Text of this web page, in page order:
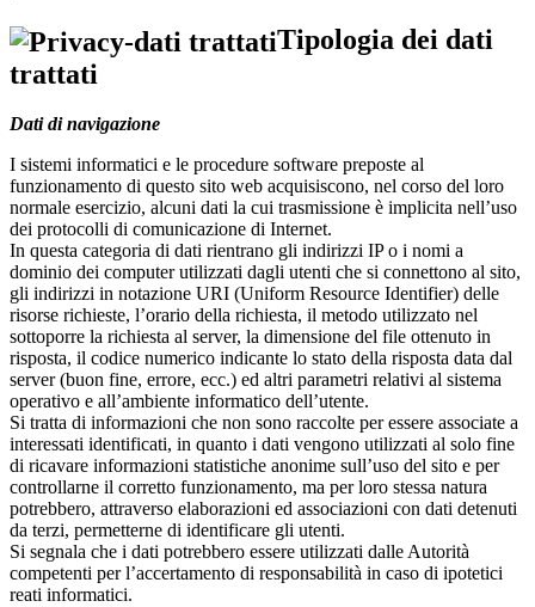
Tipologia dei dati
trattati
Dati di navigazione
I sistemi informatici e le procedure software preposte al
funzionamento di questo sito web acquisiscono, nel corso del loro
normale esercizio, alcuni dati la cui trasmissione è implicita nell’uso
dei protocolli di comunicazione di Internet.
In questa categoria di dati rientrano gli indirizzi IP o i nomi a
dominio dei computer utilizzati dagli utenti che si connettono al sito,
gli indirizzi in notazione URI (Uniform Resource Identifier) delle
risorse richieste, l’orario della richiesta, il metodo utilizzato nel
sottoporre la richiesta al server, la dimensione del file ottenuto in
risposta, il codice numerico indicante lo stato della risposta data dal
server (buon fine, errore, ecc.) ed altri parametri relativi al sistema
operativo e all’ambiente informatico dell’utente.
Si tratta di informazioni che non sono raccolte per essere associate a
interessati identificati, in quanto i dati vengono utilizzati al solo fine
di ricavare informazioni statistiche anonime sull’uso del sito e per
controllarne il corretto funzionamento, ma per loro stessa natura
potrebbero, attraverso elaborazioni ed associazioni con dati detenuti
da terzi, permetterne di identificare gli utenti.
Si segnala che i dati potrebbero essere utilizzati dalle Autorità
competenti per l’accertamento di responsabilità in caso di ipotetici
reati informatici.